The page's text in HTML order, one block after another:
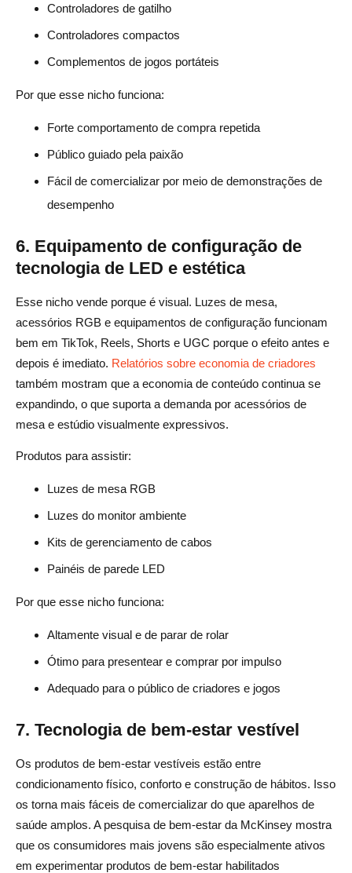
Controladores de gatilho
Controladores compactos
Complementos de jogos portáteis
Por que esse nicho funciona:
Forte comportamento de compra repetida
Público guiado pela paixão
Fácil de comercializar por meio de demonstrações de
desempenho
6. Equipamento de configuração de
tecnologia de LED e estética
Esse nicho vende porque é visual. Luzes de mesa,
acessórios RGB e equipamentos de configuração funcionam
bem em TikTok, Reels, Shorts e UGC porque o efeito antes e
depois é imediato. Relatórios sobre economia de criadores
também mostram que a economia de conteúdo continua se
expandindo, o que suporta a demanda por acessórios de
mesa e estúdio visualmente expressivos.
Produtos para assistir:
Luzes de mesa RGB
Luzes do monitor ambiente
Kits de gerenciamento de cabos
Painéis de parede LED
Por que esse nicho funciona:
Altamente visual e de parar de rolar
Ótimo para presentear e comprar por impulso
Adequado para o público de criadores e jogos
7. Tecnologia de bem-estar vestível
Os produtos de bem-estar vestíveis estão entre
condicionamento físico, conforto e construção de hábitos. Isso
os torna mais fáceis de comercializar do que aparelhos de
saúde amplos. A pesquisa de bem-estar da McKinsey mostra
que os consumidores mais jovens são especialmente ativos
em experimentar produtos de bem-estar habilitados